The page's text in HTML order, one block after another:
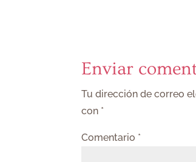
Enviar
Tu dirección de correo
con *
Comentario *